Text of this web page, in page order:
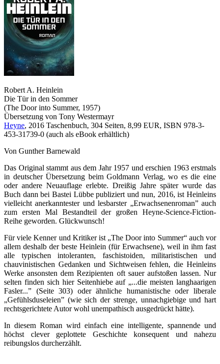
Robert A. Heinlein
Die Tür in den Sommer
(The Door into Summer, 1957)
Übersetzung von Tony Westermayr
Heyne, 2016 Taschenbuch, 304 Seiten, 8,99 EUR, ISBN 978-3-
453-31739-0 (auch als eBook erhältlich)
Von Gunther Barnewald
Das Original stammt aus dem Jahr 1957 und erschien 1963 erstmals
in deutscher Übersetzung beim Goldmann Verlag, wo es die eine
oder andere Neuauflage erlebte. Dreißig Jahre später wurde das
Buch dann bei Bastei Lübbe publiziert und nun, 2016, ist Heinleins
vielleicht anerkanntester und lesbarster „Erwachsenenroman” auch
zum ersten Mal Bestandteil der großen Heyne-Science-Fiction-
Reihe geworden. Glückwunsch!
Für viele Kenner und Kritiker ist „The Door into Summer“ auch vor
allem deshalb der beste Heinlein (für Erwachsene), weil in ihm fast
alle typischen intoleranten, faschistoiden, militaristischen und
chauvinistischen Gedanken und Sichtweisen fehlen, die Heinleins
Werke ansonsten dem Rezipienten oft sauer aufstoßen lassen. Nur
selten finden sich hier Seitenhiebe auf „...die meisten langhaarigen
Fasler...” (Seite 303) oder ähnliche humanistische oder liberale
„Gefühlsduseleien” (wie sich der strenge, unnachgiebige und hart
rechtsgerichtete Autor wohl unempathisch ausgedrückt hätte).
In diesem Roman wird einfach eine intelligente, spannende und
höchst clever geplottete Geschichte konsequent und nahezu
reibungslos durcherzählt.